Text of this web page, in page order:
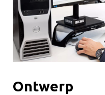
Ontwerp